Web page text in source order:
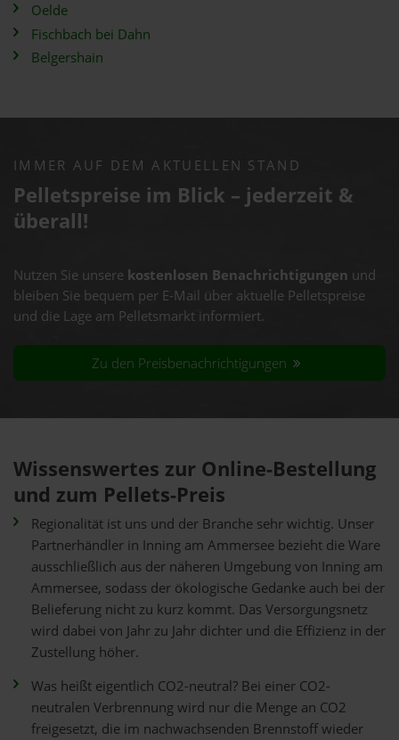
Oelde
Fischbach bei Dahn
Belgershain
IMMER AUF DEM AKTUELLEN STAND
Pelletspreise im Blick – jederzeit &
überall!
Nutzen Sie unsere kostenlosen Benachrichtigungen und
bleiben Sie bequem per E-Mail über aktuelle Pelletspreise
und die Lage am Pelletsmarkt informiert.
Zu den Preisbenachrichtigungen
Wissenswertes zur Online-Bestellung
und zum Pellets-Preis
Regionalität ist uns und der Branche sehr wichtig. Unser
Partnerhändler in Inning am Ammersee bezieht die Ware
ausschließlich aus der näheren Umgebung von Inning am
Ammersee, sodass der ökologische Gedanke auch bei der
Belieferung nicht zu kurz kommt. Das Versorgungsnetz
wird dabei von Jahr zu Jahr dichter und die Effizienz in der
Zustellung höher.
Was heißt eigentlich CO2-neutral? Bei einer CO2-
neutralen Verbrennung wird nur die Menge an CO2
freigesetzt, die im nachwachsenden Brennstoff wieder